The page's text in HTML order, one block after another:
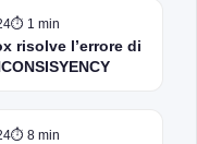
⏱ 1 min
risolve l’errore di
⏱ 8 min